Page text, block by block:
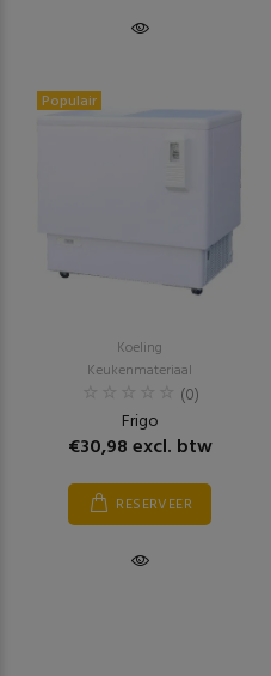
Populair
Koeling
Keukenmateriaal
(0)
Frigo
€30,98 excl. btw
RESERVEER